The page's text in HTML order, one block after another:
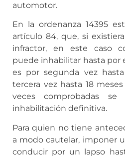
automotor.
En la ordenanza 14395
artículo 84, que, si
infractor, en este caso
puede inhabilitar hasta por
es por segunda vez
tercera vez hasta 18
veces comprobadas
inhabilitación definitiva.
Para quien no tiene
a modo cautelar, imponer
conducir por un lapso